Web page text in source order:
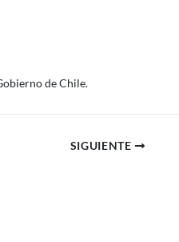
de Chile.
SIGUIENTE